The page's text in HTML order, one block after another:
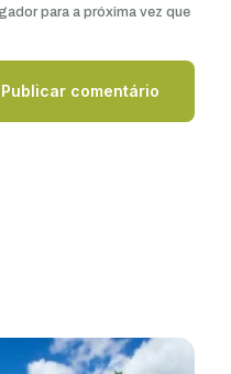
para a próxima vez que